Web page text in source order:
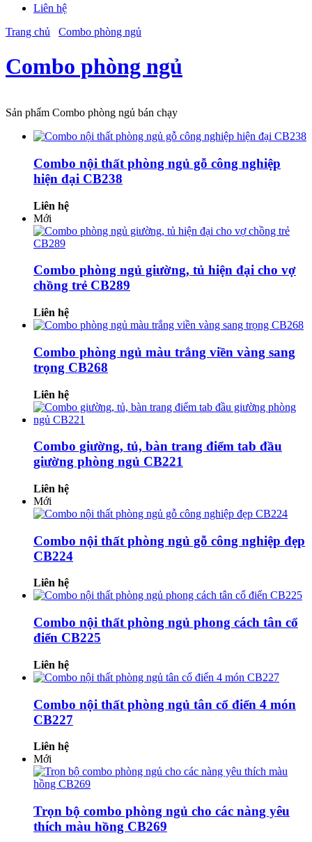
Liên hệ
Trang chủ
Combo phòng ngủ
Combo phòng ngủ
Sản phẩm Combo phòng ngủ bán chạy
Combo nội thất phòng ngủ gỗ công nghiệp
hiện đại CB238
Liên hệ
Mới
Combo phòng ngủ giường, tủ hiện đại cho vợ
chồng trẻ CB289
Liên hệ
Combo phòng ngủ màu trắng viền vàng sang
trọng CB268
Liên hệ
Combo giường, tủ, bàn trang điểm tab đầu
giường phòng ngủ CB221
Liên hệ
Mới
Combo nội thất phòng ngủ gỗ công nghiệp đẹp
CB224
Liên hệ
Combo nội thất phòng ngủ phong cách tân cổ
điển CB225
Liên hệ
Combo nội thất phòng ngủ tân cổ điển 4 món
CB227
Liên hệ
Mới
Trọn bộ combo phòng ngủ cho các nàng yêu
thích màu hồng CB269